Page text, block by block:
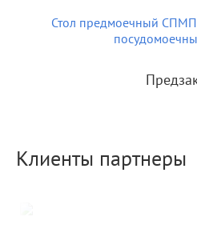
Стол предмоечный
Клиенты партнеры